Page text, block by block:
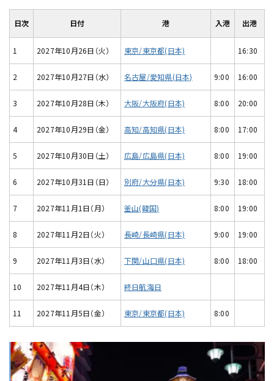
日次 日付 港 入港 出港
1 2027年10月26日（火） 東京/東京都(日本) 16:30
2 2027年10月27日（水） 名古屋/愛知県(日本) 9:00 16:00
3 2027年10月28日（木） 大阪/大阪府(日本) 8:00 20:00
4 2027年10月29日（金） 高知/高知県(日本) 8:00 17:00
5 2027年10月30日（土） 広島/広島県(日本) 8:00 19:00
6 2027年10月31日（日） 別府/大分県(日本) 9:30 18:00
7 2027年11月1日（月） 釜山(韓国) 8:00 19:00
8 2027年11月2日（火） 長崎/長崎県(日本) 9:00 19:00
9 2027年11月3日（水） 下関/山口県(日本) 8:00 18:00
10 2027年11月4日（木） 終日航海日
11 2027年11月5日（金） 東京/東京都(日本) 8:00